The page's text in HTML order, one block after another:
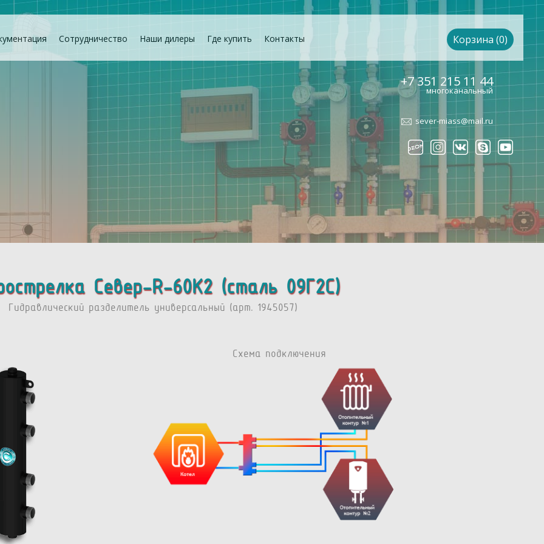
Сотрудничество Наши дилеры Где купить Контакты Корзина (0)
+7 351 215 11 44
многоканальный
sever-miass@mail.ru
Север-R-60К2 (сталь 09Г2С)
Гидравлический разделитель универсальный (арт. 1945057)
Схема подключения